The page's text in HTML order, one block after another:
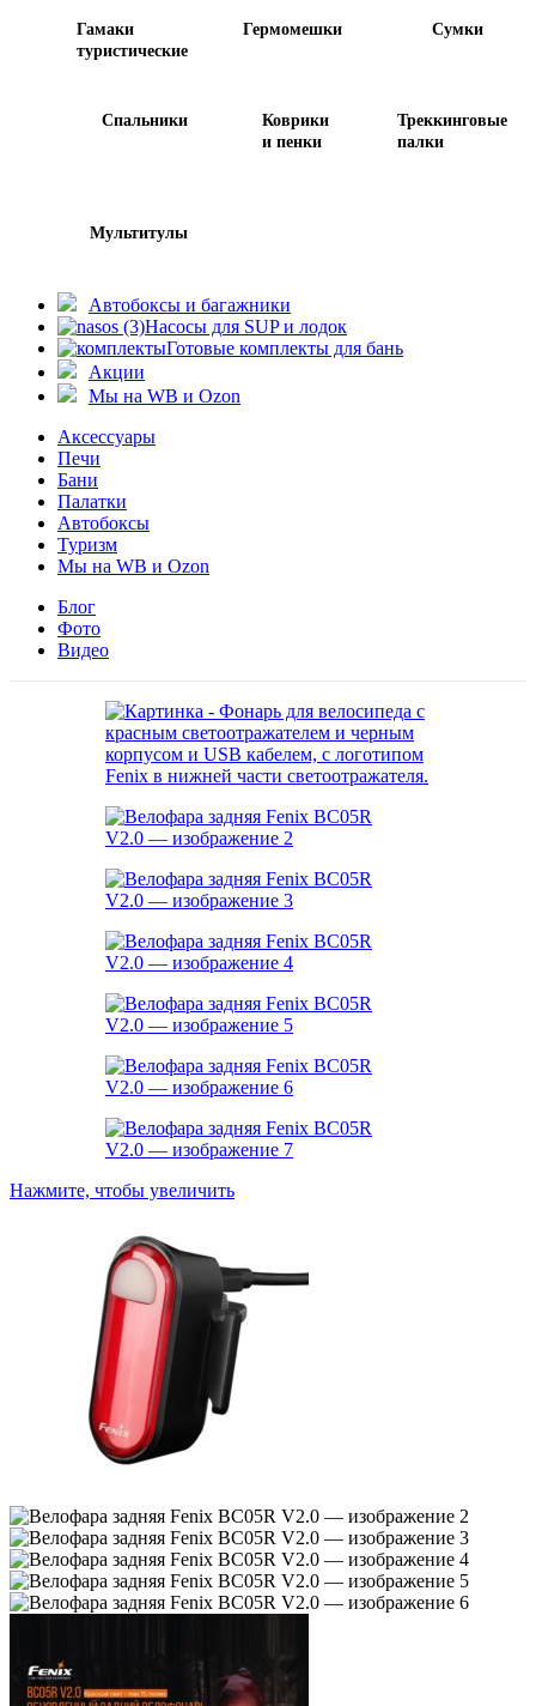
Гамаки
туристические
Гермомешки Сумки
Спальники
Коврики
и пенки
Треккинговые
палки
Мультитулы
Автобоксы и багажники
Насосы для SUP и лодок
Готовые комплекты для бань
Акции
Мы на WB и Ozon
Аксессуары
Печи
Бани
Палатки
Автобоксы
Туризм
Мы на WB и Ozon
Блог
Фото
Видео
Нажмите, чтобы увеличить